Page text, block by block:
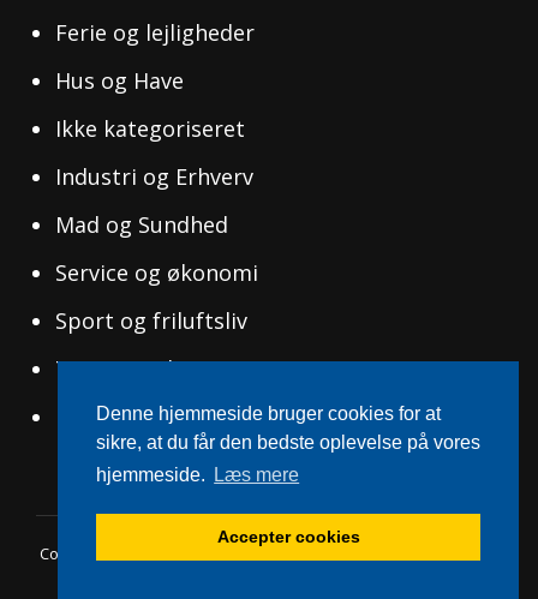
Ferie og lejligheder
Hus og Have
Ikke kategoriseret
Industri og Erhverv
Mad og Sundhed
Service og økonomi
Sport og friluftsliv
Tøj og Mode
Uddannelse og Ledelse
Copyright © 2026 Svensksucces.dk
Denne hjemmeside bruger cookies for at
sikre, at du får den bedste oplevelse på vores
hjemmeside.
Læs mere
Accepter cookies